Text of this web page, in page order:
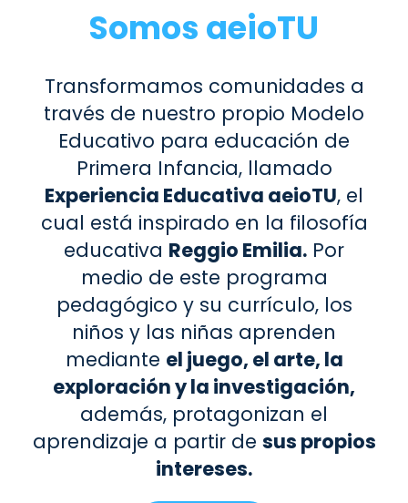
Somos aeioTU
Transformamos comunidades a
través de nuestro propio Modelo
Educativo para educación de
Primera Infancia, llamado
Experiencia Educativa aeioTU, el
cual está inspirado en la filosofía
educativa Reggio Emilia. Por
medio de este programa
pedagógico y su currículo, los
niños y las niñas aprenden
mediante el juego, el arte, la
exploración y la investigación,
además, protagonizan el
aprendizaje a partir de sus propios
intereses.